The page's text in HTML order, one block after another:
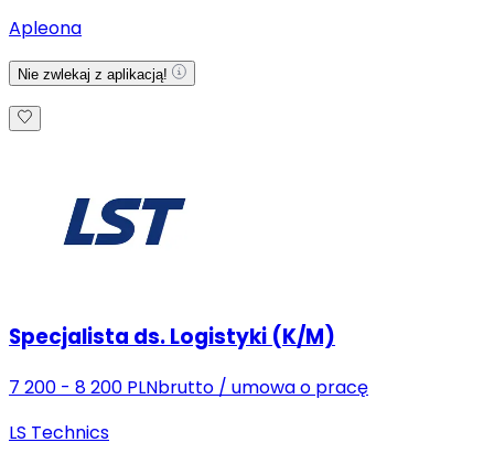
Apleona
Nie zwlekaj z aplikacją!
Specjalista ds. Logistyki (K/M)
7 200 - 8 200 PLNbrutto / umowa o pracę
LS Technics